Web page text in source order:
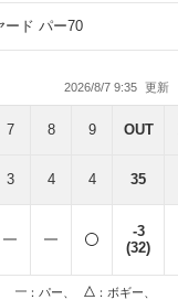
ード パー70
2026/8/7 9:35
7 8 9 OUT
3 4 4 35
-3
(32)
：パー、
：ボギー、